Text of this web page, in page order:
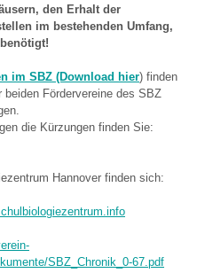
den Erhalt der
im bestehenden Umfang,
im SBZ (Download hier) finden
Fördervereine des SBZ
die Kürzungen finden Sie:
Hannover finden sich:
SBZ_Chronik_0-67.pdf